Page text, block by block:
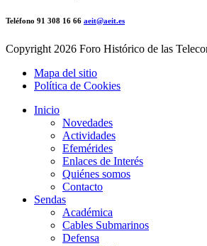
Teléfono 91 308 16 66 aeit@aeit.es
Copyright2026 Foro Histórico de las
Mapa del sitio
Política de Cookies
Inicio
Novedades
Actividades
Efemérides
Enlaces de Interés
Quiénes somos
Contacto
Sendas
Académica
Cables Submarinos
Defensa